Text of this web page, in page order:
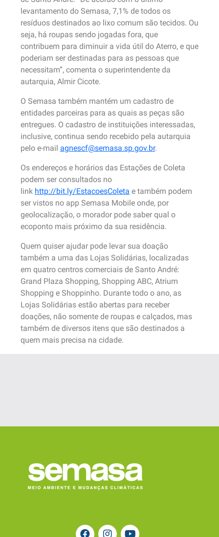
levantamento do Semasa, 7,1% de todos os
resíduos destinados ao lixo comum são tecidos. Ou
seja, há roupas sendo jogadas fora, que
contribuem para diminuir a vida útil do Aterro, e que
poderiam ser destinadas para as pessoas que
necessitam”, comenta o superintendente da
autarquia, Almir Cicote.
O Semasa também mantém um cadastro de
entidades parceiras para as quais as peças são
entregues. O cadastro de instituições interessadas,
inclusive, continua sendo recebido pela autarquia
pelo e-mail agnescf@semasa.sp.gov.br.
Os endereços e horários das Estações de Coleta
podem ser consultados no
link http://bit.ly/EstacoesColeta e também podem
ser vistos no app Semasa Mobile onde, por
geolocalização, o morador pode saber qual o
ecoponto mais próximo da sua residência.
Quem quiser ajudar pode levar sua doação
também a uma das Lojas Solidárias, localizadas
em quatro centros comerciais de Santo André:
Grand Plaza Shopping, Shopping ABC, Atrium
Shopping e Shoppinho. Durante todo o ano, as
Lojas Solidárias estão abertas para receber
doações, não somente de roupas e calçados, mas
também de diversos itens que são destinados a
quem mais precisa na cidade.